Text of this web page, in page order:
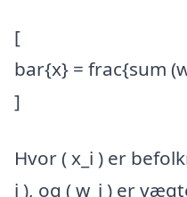
[
bar{x} = frac{sum
]
Hvor ( x_i ) er
i ), og ( w_i ) er